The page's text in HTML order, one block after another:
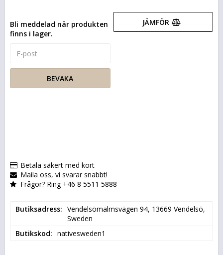
Bli meddelad när produkten
finns i lager.
BEVAKA
JÄMFÖR
Betala säkert med kort
Maila oss, vi svarar snabbt!
Frågor? Ring +46 8 5511 5888
Butiksadress
Vendelsömalmsvägen 94, 13669 Vendelsö,
Sweden
Butikskod
nativesweden1